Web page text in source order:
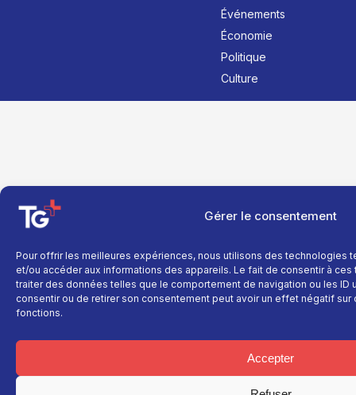
Gérer le consentement
Pour offrir les meilleures expériences, nous utilisons des technologies
et/ou accéder aux informations des appareils. Le fait de consentir à
traiter des données telles que le comportement de navigation ou les ID
consentir ou de retirer son consentement peut avoir un effet négatif
fonctions.
Accepter
Événements
Économie
Politique
Culture